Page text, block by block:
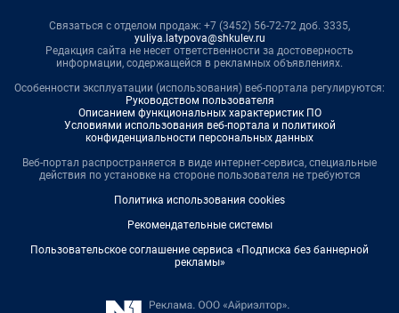
Связаться с отделом продаж: +7 (3452) 56-72-72 доб. 3335,
yuliya.latypova@shkulev.ru
Редакция сайта не несет ответственности за достоверность
информации, содержащейся в рекламных объявлениях.
Особенности эксплуатации (использования) веб-портала регулируются:
Руководством пользователя
Описанием функциональных характеристик ПО
Условиями использования веб-портала и политикой
конфиденциальности персональных данных
Веб-портал распространяется в виде интернет-сервиса, специальные
действия по установке на стороне пользователя не требуются
Политика использования cookies
Рекомендательные системы
Пользовательское соглашение сервиса «Подписка без баннерной
рекламы»